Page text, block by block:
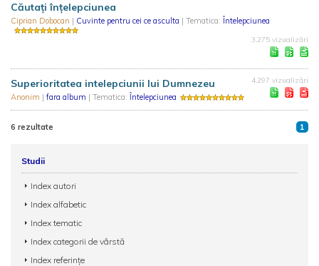
Căutați înțelepciunea
Ciprian Dobocan | Cuvinte pentru cei ce asculta | Tematica: Întelepciunea
3.275 vizualizări
Superioritatea intelepciunii lui Dumnezeu
Anonim | fara album | Tematica: Întelepciunea
4.297 vizualizări
6 rezultate 1
Studii
Index autori
Index alfabetic
Index tematic
Index categorii de vârstă
Index referințe